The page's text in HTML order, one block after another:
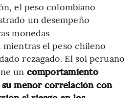
el peso colombiano
un desempeño
monedas
mientras el peso chileno
rezagado. El sol peruano
un comportamiento
menor correlación con